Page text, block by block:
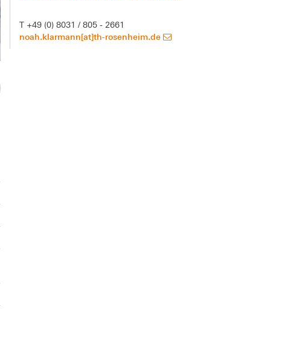
T +49 (0) 8031 / 805 - 2661
noah.klarmann[at]th-rosenheim.de